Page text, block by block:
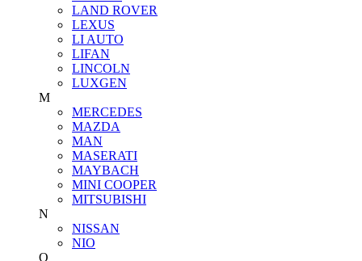
LAND ROVER
LEXUS
LI AUTO
LIFAN
LINCOLN
LUXGEN
M
MERCEDES
MAZDA
MAN
MASERATI
MAYBACH
MINI COOPER
MITSUBISHI
N
NISSAN
NIO
O